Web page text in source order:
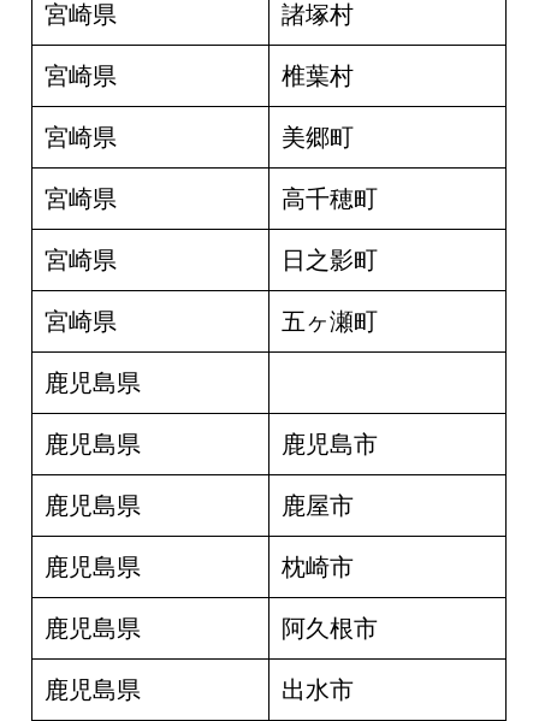
宮崎県 諸塚村
宮崎県 椎葉村
宮崎県 美郷町
宮崎県 高千穂町
宮崎県 日之影町
宮崎県 五ヶ瀬町
鹿児島県
鹿児島県 鹿児島市
鹿児島県 鹿屋市
鹿児島県 枕崎市
鹿児島県 阿久根市
鹿児島県 出水市